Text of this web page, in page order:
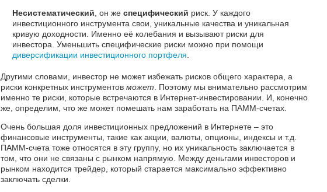
Несистематический , он же специфический риск. У каждого
инвестиционного инструмента свои, уникальные качества и уникальная
кривую доходности. Именно её колебания и вызывают риски для
инвестора. Уменьшить специфические риски можно при помощи
диверсификации инвестиционного портфеля
Другими словами, инвестор не может избежать рисков общего характера, а
риски конкретных инструментов может . Поэтому мы внимательно рассмотрим
именно те риски, которые встречаются в Интернет-инвестировании. И, конечно
же, определим, что же может помешать нам заработать на ПАММ-счетах.
Очень большая доля инвестиционных предложений в Интернете – это
финансовые инструменты, такие как акции, валюты, опционы, индексы и т.д.
ПАММ-счета тоже относятся в эту группу, но их уникальность заключается в
том, что они не связаны с рынком напрямую. Между деньгами инвесторов и
рынком находится трейдер, который старается максимально эффективно
заключать сделки.